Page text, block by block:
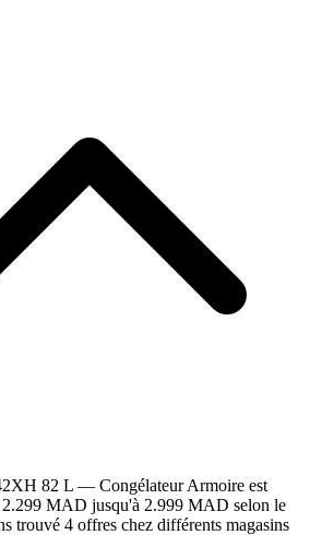
82 L — Congélateur Armoire est
2.299 MAD jusqu'à 2.999 MAD selon le
trouvé 4 offres chez différents magasins